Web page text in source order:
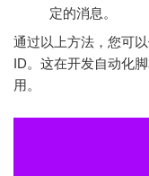
定的消息。
通过以上方法，您可
ID。这在开发自动化
用。